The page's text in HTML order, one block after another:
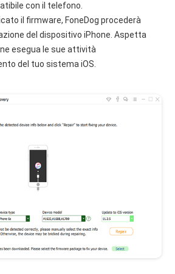
con il telefono.
il firmware, FoneDog procederà
del dispositivo iPhone. Aspetta
esegua le sue attività
del tuo sistema iOS.